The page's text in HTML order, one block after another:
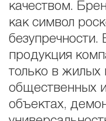
качеством.
как символ
продукция
только в
общественных
объектах,